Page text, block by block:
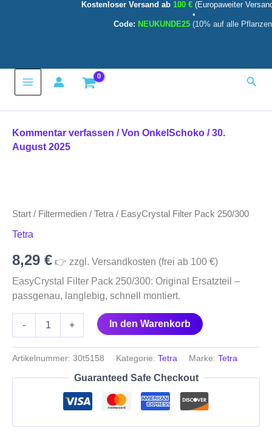
Kostenloser Versand ab 100 € (Europaweiter
•
Code: NEUKUNDE25 (10% auf alle
Main
Kommentar verfassen / Von OnkelSchoko /30.
August 2025
Start / Filtermedien / Tetra/ EasyCrystal Filter Pack 250/300
Tetra
8,29 € 👉 zzgl. Versandkosten (frei ab 100 €)
EasyCrystal Filter Pack 250/300: Original Ersatzteil –
passgenau, langlebig, schnell montiert.
-
250/300
+ In den Warenkorb
Artikelnummer: 30t5158 Kategorie: Tetra Marke: Tetra
Guaranteed Safe Checkout